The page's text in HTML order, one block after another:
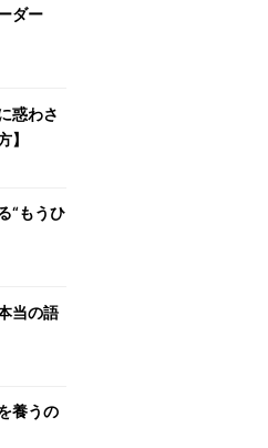
ダー
惑わさ
】
“もうひ
当の語
養うの